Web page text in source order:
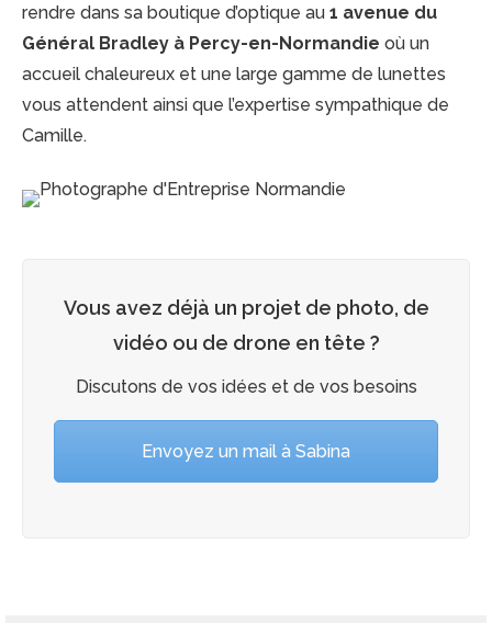
rendre dans sa boutique d’optique au 1 avenue du
Général Bradley à Percy-en-Normandie où un
accueil chaleureux et une large gamme de lunettes
vous attendent ainsi que l’expertise sympathique de
Camille.
Vous avez déjà un projet de photo, de
vidéo ou de drone en tête ?
Discutons de vos idées et de vos besoins
Envoyez un mail à Sabina